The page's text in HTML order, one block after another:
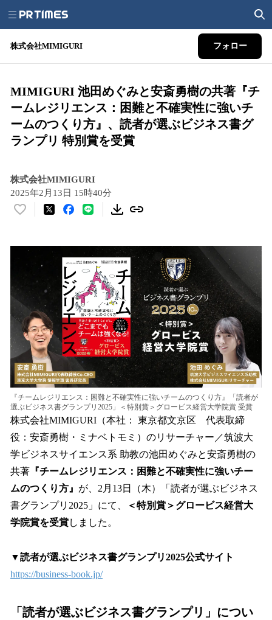
株式会社MIMIGURI フォロー
MIMIGURI 池田めぐみと安斎勇樹の共著『チ
ームレジリエンス：困難と不確実性に強いチ
ームのつくり方』、読者が選ぶビジネス書グ
ランプリ 特別賞を受賞
株式会社MIMIGURI
2025年2月13日 15時40分
い
！
み
込
み
中
で
す
『チームレジリエンス：困難と不確実性に強いチームのつくり方』「読者が
選ぶビジネス書グランプリ2025」＜特別賞＞グロービス経営大学院賞 受賞
株式会社MIMIGURI（本社： 東京都文京区 代表取締
役：安斎勇樹・ミナベトモミ）のリサーチャー／筑波大
学ビジネスサイエンス系 助教の池田めぐみと安斎勇樹の
共著 『チームレジリエンス：困難と不確実性に強いチー
ムのつくり方』 が、2月13日（木）「読者が選ぶビジネス
書グランプリ2025」にて、
＜特別賞＞グロービス経営大
学院賞を受賞しました。
▼読者が選ぶビジネス書グランプリ2025公式サイト
https://business-book.jp/
「読者が選ぶビジネス書グランプリ」につい